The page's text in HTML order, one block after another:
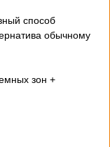
способ
обычному
зон +